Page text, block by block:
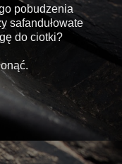
pobudzenia
safandułowate
do ciotki?